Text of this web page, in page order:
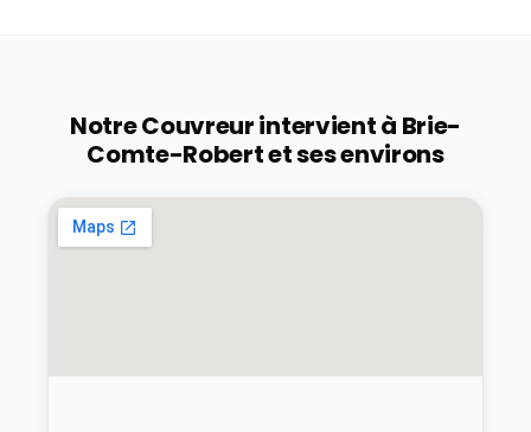
Notre Couvreur intervient à Brie-
Comte-Robertet ses environs